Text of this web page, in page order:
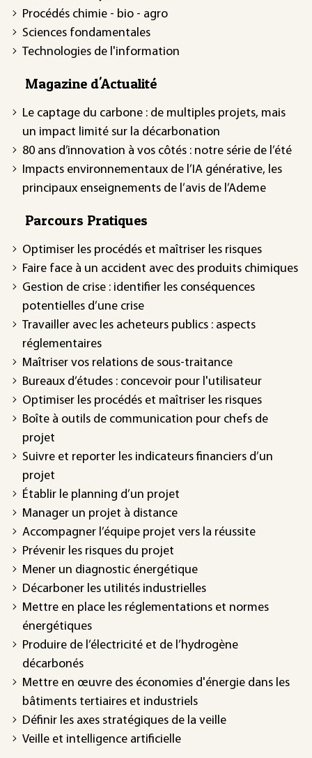
Procédés chimie - bio - agro
Sciences fondamentales
Technologies de l'information
Magazine d'Actualité
Le captage du carbone : de multiples projets, mais
un impact limité sur la décarbonation
80 ans d’innovation à vos côtés : notre série de l’été
Impacts environnementaux de l’IA générative, les
principaux enseignements de l’avis de l’Ademe
Parcours Pratiques
Optimiser les procédés et maîtriser les risques
Faire face à un accident avec des produits chimiques
Gestion de crise : identifier les conséquences
potentielles d’une crise
Travailler avec les acheteurs publics : aspects
réglementaires
Maîtriser vos relations de sous-traitance
Bureaux d’études : concevoir pour l'utilisateur
Optimiser les procédés et maîtriser les risques
Boîte à outils de communication pour chefs de
projet
Suivre et reporter les indicateurs financiers d’un
projet
Établir le planning d’un projet
Manager un projet à distance
Accompagner l’équipe projet vers la réussite
Prévenir les risques du projet
Mener un diagnostic énergétique
Décarboner les utilités industrielles
Mettre en place les réglementations et normes
énergétiques
Produire de l’électricité et de l’hydrogène
décarbonés
Mettre en œuvre des économies d'énergie dans les
bâtiments tertiaires et industriels
Définir les axes stratégiques de la veille
Veille et intelligence artificielle